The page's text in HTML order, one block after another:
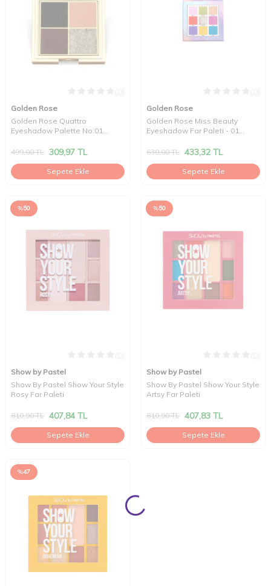
Golden Rose
Golden Rose Quattro
Eyeshadow Palette No:01
499,00TL 309,97 TL
Sepete Ekle
Golden Rose
Golden Rose Miss Beauty
Eyeshadow Far Paleti - 01
630,00TL 433,32 TL
Sepete Ekle
%50
Show by Pastel
Show By Pastel Show Your Style
Rosy Far Paleti
810,90TL 407,84 TL
Sepete Ekle
%50
Show by Pastel
Show By Pastel Show Your Style
Artsy Far Paleti
810,90TL 407,83 TL
Sepete Ekle
%47